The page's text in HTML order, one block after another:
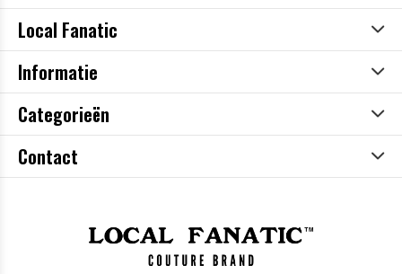
Local Fanatic
Informatie
Categorieën
Contact